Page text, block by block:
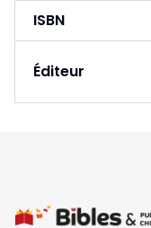
ISBN
Éditeur